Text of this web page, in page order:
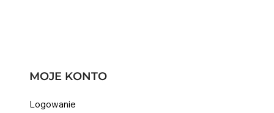
MOJE KONTO
Logowanie